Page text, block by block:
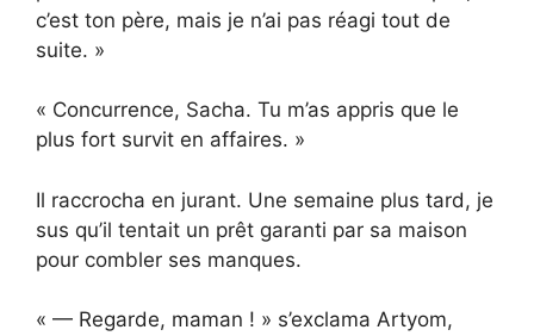
c’est ton père, mais je n’ai pas réagi tout de
suite. »
« Concurrence, Sacha. Tu m’as appris que le
plus fort survit en affaires. »
Il raccrocha en jurant. Une semaine plus tard, je
sus qu’il tentait un prêt garanti par sa maison
pour combler ses manques.
« — Regarde, maman ! » s’exclama Artyom,